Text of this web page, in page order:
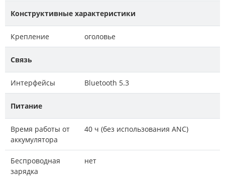
Конструктивные характеристики
Крепление оголовье
Связь
Интерфейсы Bluetooth 5.3
Питание
Время работы от
аккумулятора
40 ч (без использования ANC)
Беспроводная
зарядка
нет